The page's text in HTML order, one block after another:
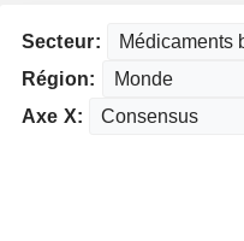
Secteur:
Région:
Axe X: